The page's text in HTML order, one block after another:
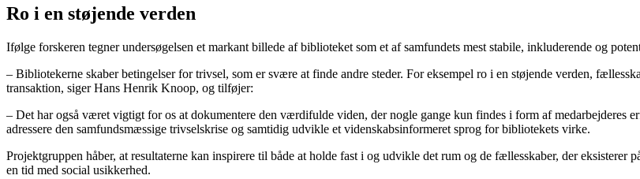
Ro i en støjende verden
Ifølge forskeren tegner undersøgelsen et markant billede af biblioteket som et af samfundets mest stabile, inkluderende og
– Bibliotekerne skaber betingelser for trivsel, som er svære at finde andre steder. For eksempel ro i en støjende verden,
transaktion, siger Hans Henrik Knoop, og tilføjer:
– Det har også været vigtigt for os at dokumentere den værdifulde viden, der nogle gange kun findes i form af medarbejderes
adressere den samfundsmæssige trivselskrise og samtidig udvikle et videnskabsinformeret sprog for bibliotekets virke.
Projektgruppen håber, at resultaterne kan inspirere til både at holde fast i og udvikle det rum og de fællesskaber, der
en tid med social usikkerhed.